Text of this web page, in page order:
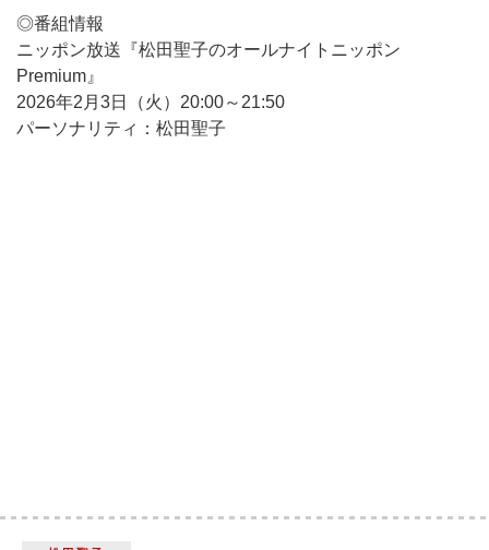
◎番組情報
ニッポン放送『松田聖子のオールナイトニッポン
Premium』
2026年2月3日（火）20:00～21:50
パーソナリティ：松田聖子